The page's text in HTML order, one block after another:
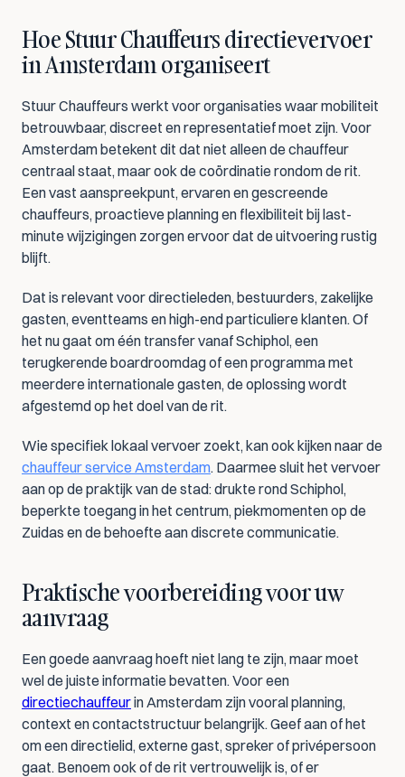
Hoe Stuur Chauffeurs directievervoer
in Amsterdam organiseert
Stuur Chauffeurs werkt voor organisaties waar mobiliteit
betrouwbaar, discreet en representatief moet zijn. Voor
Amsterdam betekent dit dat niet alleen de chauffeur
centraal staat, maar ook de coördinatie rondom de rit.
Een vast aanspreekpunt, ervaren en gescreende
chauffeurs, proactieve planning en flexibiliteit bij last-
minute wijzigingen zorgen ervoor dat de uitvoering rustig
blijft.
Dat is relevant voor directieleden, bestuurders, zakelijke
gasten, eventteams en high-end particuliere klanten. Of
het nu gaat om één transfer vanaf Schiphol, een
terugkerende boardroomdag of een programma met
meerdere internationale gasten, de oplossing wordt
afgestemd op het doel van de rit.
chauffeur service Amsterdam. Daarmee sluit het vervoer
aan op de praktijk van de stad: drukte rond Schiphol,
beperkte toegang in het centrum, piekmomenten op de
Zuidas en de behoefte aan discrete communicatie.
Praktische voorbereiding voor uw
aanvraag
Een goede aanvraag hoeft niet lang te zijn, maar moet
directiechauffeur in Amsterdam zijn vooral planning,
context en contactstructuur belangrijk. Geef aan of het
om een directielid, externe gast, spreker of privépersoon
gaat. Benoem ook of de rit vertrouwelijk is, of er